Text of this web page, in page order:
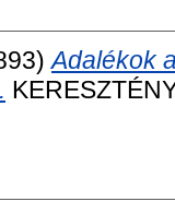
Adalékok